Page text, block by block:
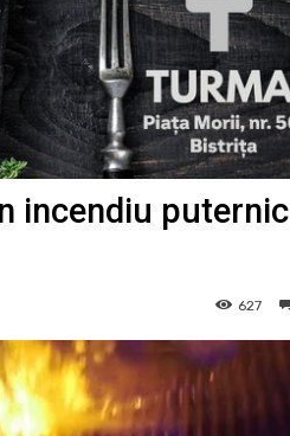
incendiu puternic
627